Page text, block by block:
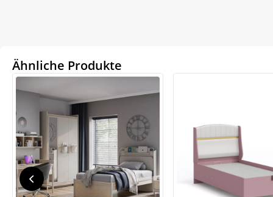
Ähnliche Produkte